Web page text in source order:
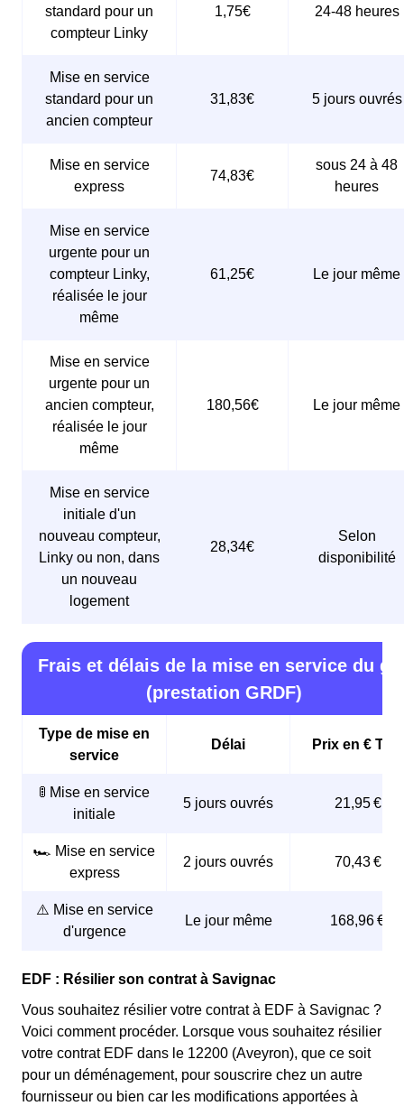
standard pour un
compteur Linky
1,75€ 24-48 heures
Mise en service
standard pour un
ancien compteur
31,83€ 5 jours ouvrés
Mise en service
express
74,83€
sous 24 à 48
heures
Mise en service
urgente pour un
compteur Linky,
réalisée le jour
même
61,25€ Le jour même
Mise en service
urgente pour un
ancien compteur,
réalisée le jour
même
180,56€ Le jour même
Mise en service
initiale d'un
nouveau compteur,
Linky ou non, dans
un nouveau
logement
28,34€
Selon
disponibilité
Frais et délais de la mise en service du
(prestation GRDF)
Type de mise en
service
Délai Prix en € TTC
🚦 Mise en service
initiale
5 jours ouvrés 21,95 €
🏎️ Mise en service
express
2 jours ouvrés 70,43 €
⚠️ Mise en service
d'urgence
Le jour même 168,96 €
EDF : Résilier son contrat à Savignac
Vous souhaitez résilier votre contrat à EDF à Savignac ?
Voici comment procéder. Lorsque vous souhaitez résilier
votre contrat EDF dans le 12200 (Aveyron), que ce soit
pour un déménagement, pour souscrire chez un autre
fournisseur ou bien car les modifications apportées à